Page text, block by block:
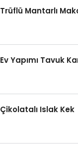
Trüflü Mantarlı
Ev Yapımı Tavuk
Çikolatalı Islak Kek